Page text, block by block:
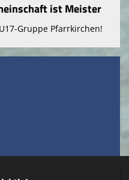
ist Meister
Gruppe Pfarrkirchen!